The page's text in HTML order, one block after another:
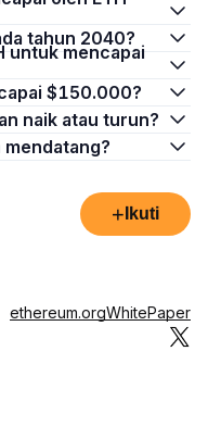
tahun 2040?
$150.000?
naik atau turun?
mendatang?
+ Ikuti
ethereum.orgWhitePaper